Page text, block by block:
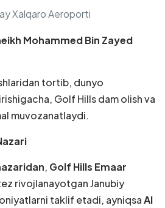
Xalqaro Aeroporti
Mohammed Bin Zayed
tortib, dunyo
Golf Hills dam olish va
muvozanatlaydi.
, Golf Hills Emaar
rivojlanayotgan Janubiy
taklif etadi, ayniqsaAl